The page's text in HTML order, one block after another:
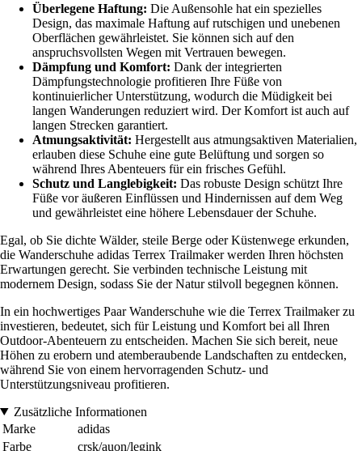
Überlegene Haftung: Die Außensohle hat ein spezielles
Design, das maximale Haftung auf rutschigen und unebenen
Oberflächen gewährleistet. Sie können sich auf den
anspruchsvollsten Wegen mit Vertrauen bewegen.
Dämpfung und Komfort: Dank der integrierten
Dämpfungstechnologie profitieren Ihre Füße von
kontinuierlicher Unterstützung, wodurch die Müdigkeit bei
langen Wanderungen reduziert wird. Der Komfort ist auch auf
langen Strecken garantiert.
Atmungsaktivität: Hergestellt aus atmungsaktiven Materialien,
erlauben diese Schuhe eine gute Belüftung und sorgen so
während Ihres Abenteuers für ein frisches Gefühl.
Schutz und Langlebigkeit: Das robuste Design schützt Ihre
Füße vor äußeren Einflüssen und Hindernissen auf dem Weg
und gewährleistet eine höhere Lebensdauer der Schuhe.
Egal, ob Sie dichte Wälder, steile Berge oder Küstenwege erkunden,
die Wanderschuhe adidas Terrex Trailmaker werden Ihren höchsten
Erwartungen gerecht. Sie verbinden technische Leistung mit
modernem Design, sodass Sie der Natur stilvoll begegnen können.
In ein hochwertiges Paar Wanderschuhe wie die Terrex Trailmaker zu
investieren, bedeutet, sich für Leistung und Komfort bei all Ihren
Outdoor-Abenteuern zu entscheiden. Machen Sie sich bereit, neue
Höhen zu erobern und atemberaubende Landschaften zu entdecken,
während Sie von einem hervorragenden Schutz- und
Unterstützungsniveau profitieren.
Zusätzliche Informationen
Marke
adidas
Farbe
crsk/auon/legink